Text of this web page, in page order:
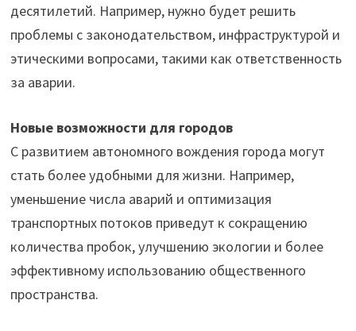
десятилетий. Например, нужно будет решить
проблемы с законодательством, инфраструктурой и
этическими вопросами, такими как ответственность
за аварии.
Новые возможности для городов
С развитием автономного вождения города могут
стать более удобными для жизни. Например,
уменьшение числа аварий и оптимизация
транспортных потоков приведут к сокращению
количества пробок, улучшению экологии и более
эффективному использованию общественного
пространства.